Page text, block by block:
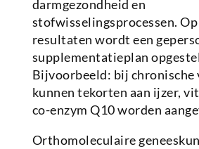
darmgezondheid en
stofwisselingsprocessen. Op
resultaten wordt een
supplementatieplan
Bijvoorbeeld: bij chronische
kunnen tekorten aan ijzer,
co-enzym Q10 worden
Orthomoleculaire